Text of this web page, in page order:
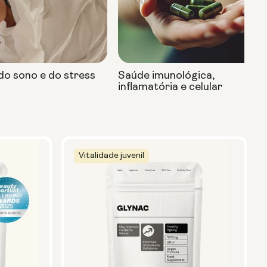
Vitalidade juvenil
sono e do stress
Saúde imunológica,
inflamatória e celular